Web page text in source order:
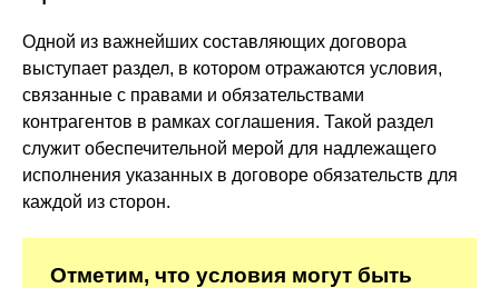
Одной из важнейших составляющих договора
выступает раздел, в котором отражаются условия,
связанные с правами и обязательствами
контрагентов в рамках соглашения. Такой раздел
служит обеспечительной мерой для надлежащего
исполнения указанных в договоре обязательств для
каждой из сторон.
Отметим, что условия могут быть